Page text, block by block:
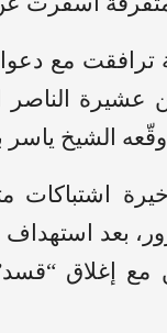
ترافقت مع
عشيرة الناصر
وقّعه الشيخ
اشتباكات
بعد
مع إغلاق